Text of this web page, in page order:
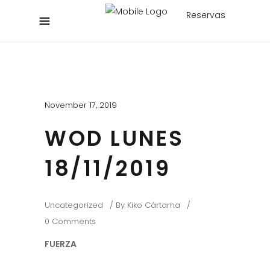
Reservas
November 17, 2019
WOD LUNES
18/11/2019
Uncategorized By Kiko Cártama
0 Comments
FUERZA